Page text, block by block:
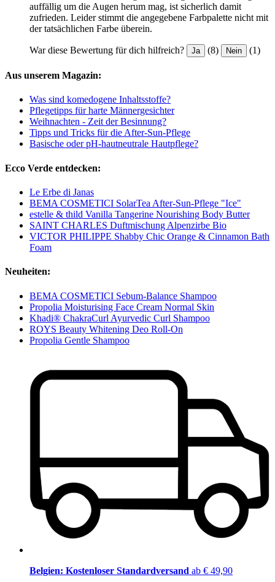
auffällig um die Augen herum mag, ist sicherlich damit
zufrieden. Leider stimmt die angegebene Farbpalette nicht mit
der tatsächlichen Farbe überein.
War diese Bewertung für dich hilfreich? Ja (8) Nein (1)
Aus unserem Magazin:
Was sind komedogene Inhaltsstoffe?
Pflegetipps für harte Männergesichter
Weihnachten - Zeit der Besinnung?
Tipps und Tricks für die After-Sun-Pflege
Basische oder pH-hautneutrale Hautpflege?
Ecco Verde entdecken:
Le Erbe di Janas
BEMA COSMETICI SolarTea After-Sun-Pflege "Ice"
estelle & thild Vanilla Tangerine Nourishing Body Butter
SAINT CHARLES Duftmischung Alpenzirbe Bio
VICTOR PHILIPPE Shabby Chic Orange & Cinnamon Bath
Foam
Neuheiten:
BEMA COSMETICI Sebum-Balance Shampoo
Propolia Moisturising Face Cream Normal Skin
Khadi® ChakraCurl Ayurvedic Curl Shampoo
ROYS Beauty Whitening Deo Roll-On
Propolia Gentle Shampoo
Belgien: Kostenloser Standardversand ab € 49,90